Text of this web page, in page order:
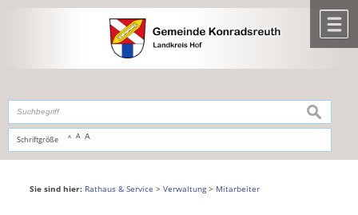
,zur Navigationoderzur Startseitespringen.
Schriftgröße A A A
suchen
Sie sind hier: Rathaus & Service > Verwaltung> Mitarbeiter